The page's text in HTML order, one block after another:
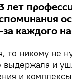
лет
каждого
то никому не
и
и